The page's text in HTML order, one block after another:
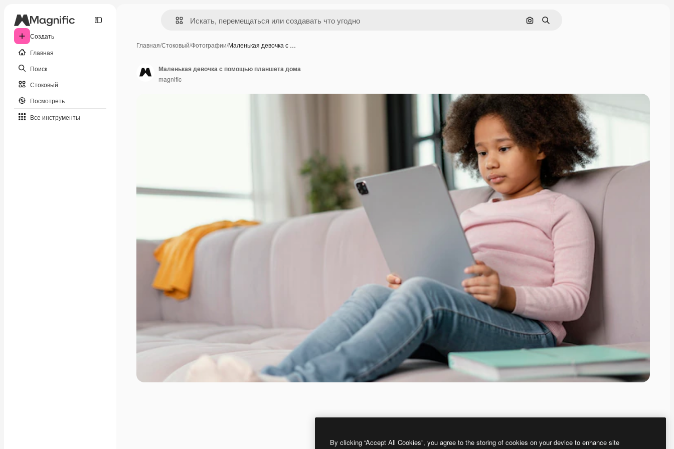
Создать
Главная
Поиск
Стоковый
Посмотреть
Все инструменты
Поиск по изображению
Поиск
Главная/Стоковый/Фотографии/Маленькая девочка с …
Маленькая девочка с помощью планшета дома
magnific
By clicking “Accept All Cookies”, you agree to the storing of cookies on your device to enhance site